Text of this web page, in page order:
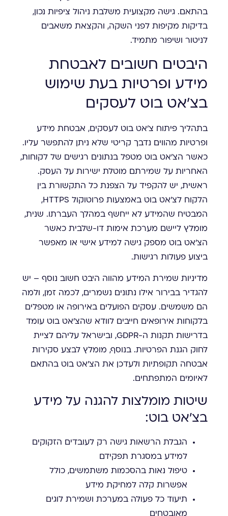
בהתאם. גישה מקצועית משלבת ניהול ציפיות נכון,
בדיקות מקיפות לפני השקה, והקצאת משאבים
לניטור ושיפור מתמיד.
היבטים חשובים לאבטחת
מידע ופרטיות בעת שימוש
בצ'אט בוט לעסקים
בתהליך פיתוח צ'אט בוט לעסקים, אבטחת מידע
ופרטיות מהווים נדבך קריטי שלא ניתן להתפשר עליו.
כאשר הצ'אט בוט מטפל בנתונים רגישים של לקוחות,
האחריות על שמירתם מוטלת ישירות על העסק.
ראשית, יש להקפיד על הצפנת כל התקשורת בין
הלקוח לצ'אט בוט באמצעות פרוטוקול HTTPS,
המבטיח שהמידע לא ייחשף במהלך העברתו. שנית,
מומלץ ליישם מערכת אימות דו-שלבית כאשר
הצ'אט בוט מספק גישה למידע אישי או מאפשר
ביצוע פעולות רגישות.
מדיניות שמירת המידע מהווה היבט חשוב נוסף – יש
להגדיר בבירור אילו נתונים נשמרים, לכמה זמן, ולמה
הם משמשים. עסקים הפועלים באירופה או מטפלים
בלקוחות אירופאים חייבים לוודא שהצ'אט בוט עומד
בדרישות תקנות ה-GDPR, ובישראל עליהם לציית
לחוק הגנת הפרטיות. בנוסף, מומלץ לבצע סקירות
אבטחה תקופתיות ולעדכן את הצ'אט בוט בהתאם
לאיומים המתפתחים.
שיטות מומלצות להגנה על מידע
בצ'אט בוט:
הגבלת הרשאות גישה רק לעובדים הזקוקים
למידע במסגרת תפקידם
טיפול נאות בהסכמות משתמשים, כולל
אפשרות קלה למחיקת מידע
תיעוד כל פעולה במערכת ושמירת לוגים
מאובטחים